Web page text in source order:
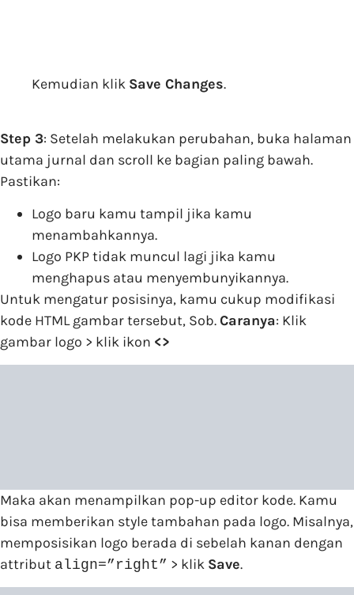
Kemudian klik Save Changes.
Step 3: Setelah melakukan perubahan, buka halaman
utama jurnal dan scroll ke bagian paling bawah.
Pastikan:
Logo baru kamu tampil jika kamu
menambahkannya.
Logo PKP tidak muncul lagi jika kamu
menghapus atau menyembunyikannya.
Untuk mengatur posisinya, kamu cukup modifikasi
kode HTML gambar tersebut, Sob.Caranya: Klik
gambar logo > klik ikon <>
Maka akan menampilkan pop-up editor kode. Kamu
bisa memberikan style tambahan pada logo. Misalnya,
memposisikan logo berada di sebelah kanan dengan
attribut align=”right” > klik Save.